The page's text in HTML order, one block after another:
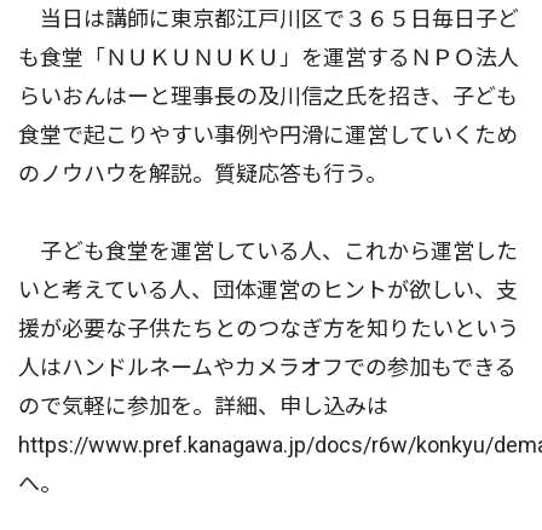
当日は講師に東京都江戸川区で３６５日毎日子ど
も食堂「ＮＵＫＵＮＵＫＵ」を運営するＮＰＯ法人
らいおんはーと理事長の及川信之氏を招き、子ども
食堂で起こりやすい事例や円滑に運営していくため
のノウハウを解説。質疑応答も行う。
子ども食堂を運営している人、これから運営した
いと考えている人、団体運営のヒントが欲しい、支
援が必要な子供たちとのつなぎ方を知りたいという
人はハンドルネームやカメラオフでの参加もできる
ので気軽に参加を。詳細、申し込みは
https://www.pref.kanagawa.jp/docs/r6w/konkyu/
へ。